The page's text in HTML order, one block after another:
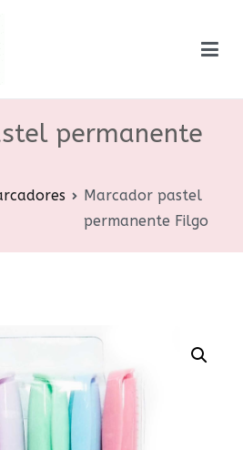
permanente
Marcador pastel
permanente Filgo